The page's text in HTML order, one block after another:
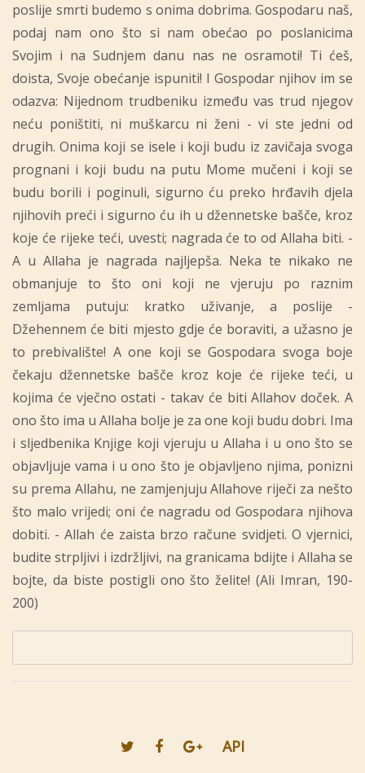
poslije smrti budemo s onima dobrima. Gospodaru naš,
podaj nam ono što si nam obećao po poslanicima
Svojim i na Sudnjem danu nas ne osramoti! Ti ćeš,
doista, Svoje obećanje ispuniti! I Gospodar njihov im se
odazva: Nijednom trudbeniku između vas trud njegov
neću poništiti, ni muškarcu ni ženi - vi ste jedni od
drugih. Onima koji se isele i koji budu iz zavičaja svoga
prognani i koji budu na putu Mome mučeni i koji se
budu borili i poginuli, sigurno ću preko hrđavih djela
njihovih preći i sigurno ću ih u džennetske bašče, kroz
koje će rijeke teći, uvesti; nagrada će to od Allaha biti. -
A u Allaha je nagrada najljepša. Neka te nikako ne
obmanjuje to što oni koji ne vjeruju po raznim
zemljama putuju: kratko uživanje, a poslije -
Džehennem će biti mjesto gdje će boraviti, a užasno je
to prebivalište! A one koji se Gospodara svoga boje
čekaju džennetske bašče kroz koje će rijeke teći, u
kojima će vječno ostati - takav će biti Allahov doček. A
ono što ima u Allaha bolje je za one koji budu dobri. Ima
i sljedbenika Knjige koji vjeruju u Allaha i u ono što se
objavljuje vama i u ono što je objavljeno njima, ponizni
su prema Allahu, ne zamjenjuju Allahove riječi za nešto
što malo vrijedi; oni će nagradu od Gospodara njihova
dobiti. - Allah će zaista brzo račune svidjeti. O vjernici,
budite strpljivi i izdržljivi, na granicama bdijte i Allaha se
bojte, da biste postigli ono što želite! (Ali Imran, 190-
200)
API